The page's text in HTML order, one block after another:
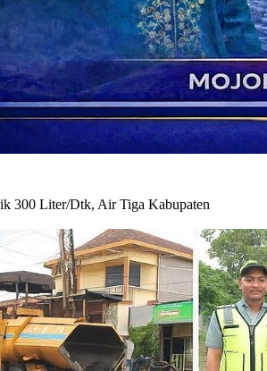
300 Liter/Dtk, Air Tiga Kabupaten